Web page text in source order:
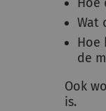
Wat
Hoe
de
Ook
is.